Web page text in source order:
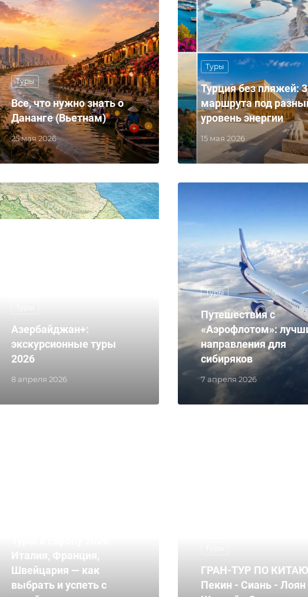
Туры
25 мая 2026
Все, что нужно знать о
Дананге (Вьетнам)
Туры
15 мая 2026
Турция без пляжей: 3
маршрута под
уровень энергии
8 апреля 2026
Азербайджан+:
экскурсионные туры
2026
Туры
7 апреля 2026
Путешествия с
«Аэрофлотом»:
направления для
сибиряков
Италия, Франция,
Швейцария — как
выбрать и успеть с
ГРАН-ТУР ПО
Пекин - Сиань - Лоян